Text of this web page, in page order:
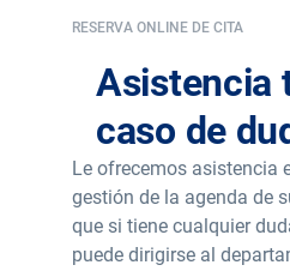
RESERVA ONLINE DE CITA
Asistencia
caso de
Le ofrecemos asistencia
gestión de la agenda de
que si tiene cualquier
puede dirigirse al